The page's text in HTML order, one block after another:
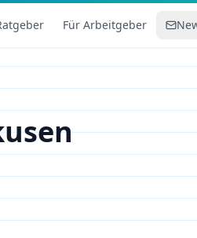
Für Arbeitgeber